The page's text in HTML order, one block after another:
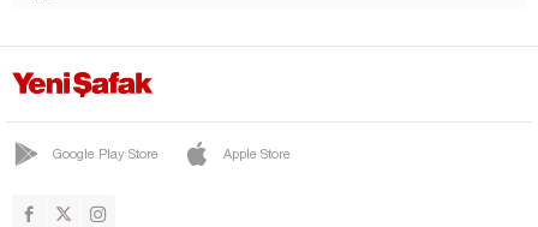
ORTAHİSAR
SÜRMENE
VAKFIKEBİR
Google Play Store Apple Store